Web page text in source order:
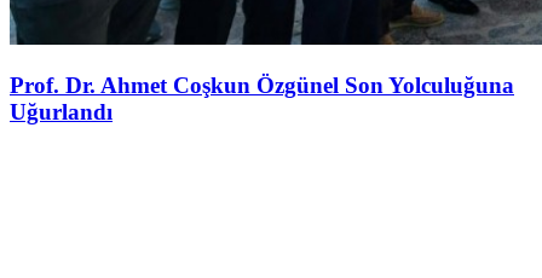
Prof. Dr. Ahmet Coşkun Özgünel Son Yolculuğuna
Uğurlandı